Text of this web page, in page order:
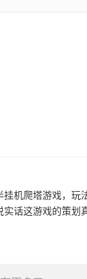
机爬塔游戏，
话这游戏的策划